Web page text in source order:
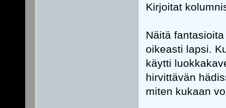
Kirjoitat
Näitä
oikeasti lapsi.
käytti
hirvittävän
miten kukaan